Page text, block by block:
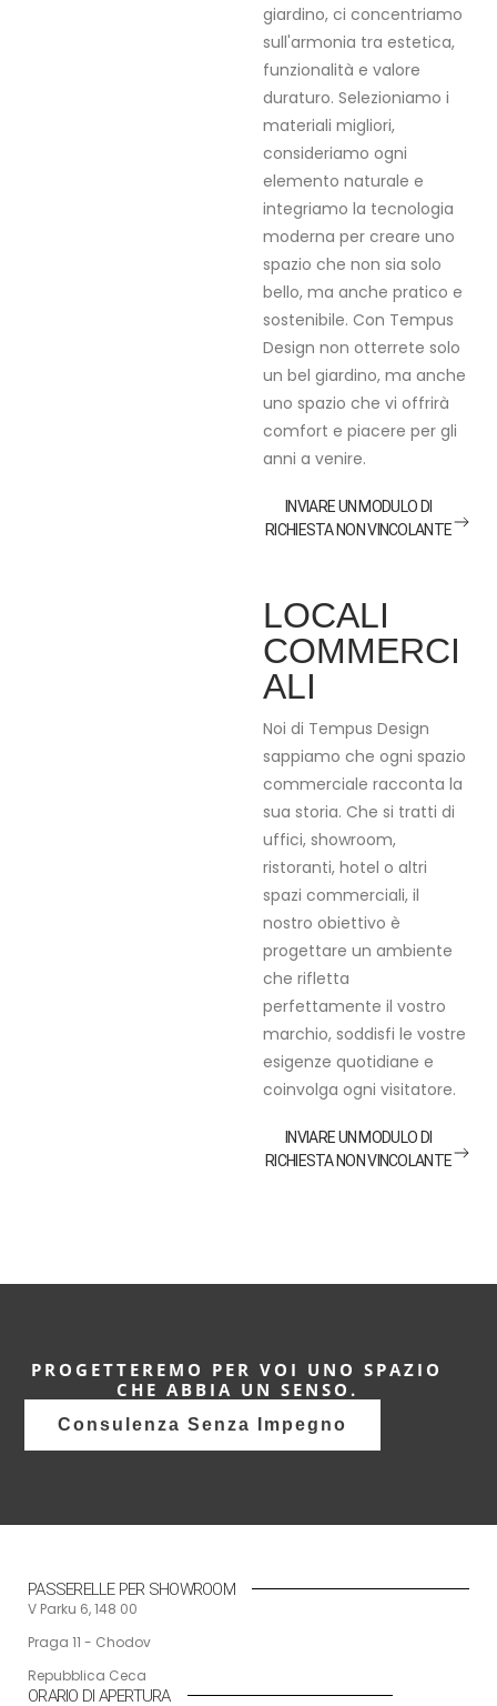
giardino, ci concentriamo
sull'armonia tra estetica,
funzionalità e valore
duraturo. Selezioniamo i
materiali migliori,
consideriamo ogni
elemento naturale e
integriamo la tecnologia
moderna per creare uno
spazio che non sia solo
bello, ma anche pratico e
sostenibile. Con Tempus
Design non otterrete solo
un bel giardino, ma anche
uno spazio che vi offrirà
comfort e piacere per gli
anni a venire.
INVIARE UN MODULO DI
RICHIESTA NON VINCOLANTE
LOCALI
COMMERCI
ALI
Noi di Tempus Design
sappiamo che ogni spazio
commerciale racconta la
sua storia. Che si tratti di
uffici, showroom,
ristoranti, hotel o altri
spazi commerciali, il
nostro obiettivo è
progettare un ambiente
che rifletta
perfettamente il vostro
marchio, soddisfi le vostre
esigenze quotidiane e
coinvolga ogni visitatore.
INVIARE UN MODULO DI
RICHIESTA NON VINCOLANTE
PROGETTEREMO PER VOI UNO SPAZIO
CHE ABBIA UN SENSO.
Consulenza Senza Impegno
PASSERELLE PER SHOWROOM
V Parku 6, 148 00
Praga 11 - Chodov
Repubblica Ceca
ORARIO DI APERTURA